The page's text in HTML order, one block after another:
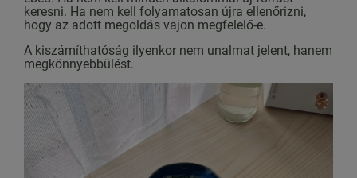
keresni. Ha nem kell folyamatosan újra ellenőrizni,
hogy az adott megoldás vajon megfelelő-e.
A kiszámíthatóság ilyenkor nem unalmat jelent, hanem
megkönnyebbülést.